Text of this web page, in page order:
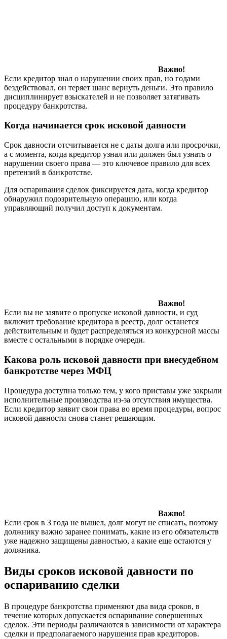
Важно!
Если кредитор знал о нарушении своих прав, но годами
бездействовал, он теряет шанс вернуть деньги. Это правило
дисциплинирует взыскателей и не позволяет затягивать
процедуру банкротства.
Когда начинается срок исковой давности
Срок давности отсчитывается не с даты долга или просрочки,
а с момента, когда кредитор узнал или должен был узнать о
нарушении своего права — это ключевое правило для всех
претензий в банкротстве.
Для оспаривания сделок фиксируется дата, когда кредитор
обнаружил подозрительную операцию, или когда
управляющий получил доступ к документам.
Важно!
Если вы не заявите о пропуске исковой давности, и суд
включит требование кредитора в реестр, долг останется
действительным и будет распределяться из конкурсной массы
вместе с остальными в порядке очереди.
Какова роль исковой давности при внесудебном
банкротстве через МФЦ
Процедура доступна только тем, у кого приставы уже закрыли
исполнительные производства из-за отсутствия имущества.
Если кредитор заявит свои права во время процедуры, вопрос
исковой давности снова станет решающим.
Важно!
Если срок в 3 года не вышел, долг могут не списать, поэтому
должнику важно заранее понимать, какие из его обязательств
уже надежно защищены давностью, а какие еще остаются у
должника.
Виды сроков исковой давности по
оспариванию сделки
В процедуре банкротства применяют два вида сроков, в
течение которых допускается оспаривание совершенных
сделок. Эти периоды различаются в зависимости от характера
сделки и предполагаемого нарушения прав кредиторов.